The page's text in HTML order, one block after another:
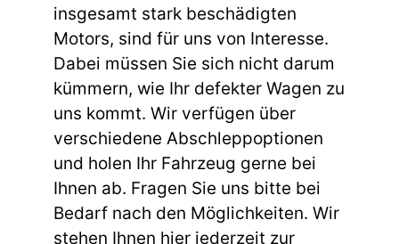
insgesamt stark beschädigten
Motors, sind für uns von Interesse.
Dabei müssen Sie sich nicht darum
kümmern, wie Ihr defekter Wagen zu
uns kommt. Wir verfügen über
verschiedene Abschleppoptionen
und holen Ihr Fahrzeug gerne bei
Ihnen ab. Fragen Sie uns bitte bei
Bedarf nach den Möglichkeiten. Wir
stehen Ihnen hier jederzeit zur